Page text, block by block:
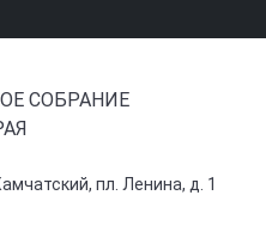
СОБРАНИЕ
пл. Ленина, д. 1